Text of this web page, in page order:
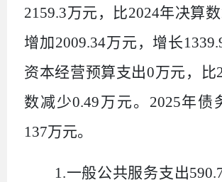
2159.3万元，比2024年决算数
增加2009.34万元，增长
资本经营预算支出0万元，比
数减少0.49万元。 2025年债
137万元。
1.一般公共服务支出